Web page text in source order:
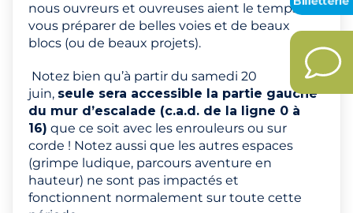
nous ouvreurs et ouvreuses aient le temps de
vous préparer de belles voies et de beaux
blocs (ou de beaux projets).
Notez bien qu’à partir du samedi 20
juin, seule sera accessible la partie gauche
du mur d’escalade (c.a.d. de la ligne 0 à
16) que ce soit avec les enrouleurs ou sur
corde ! Notez aussi que les autres espaces
(grimpe ludique, parcours aventure en
hauteur) ne sont pas impactés et
fonctionnent normalement sur toute cette